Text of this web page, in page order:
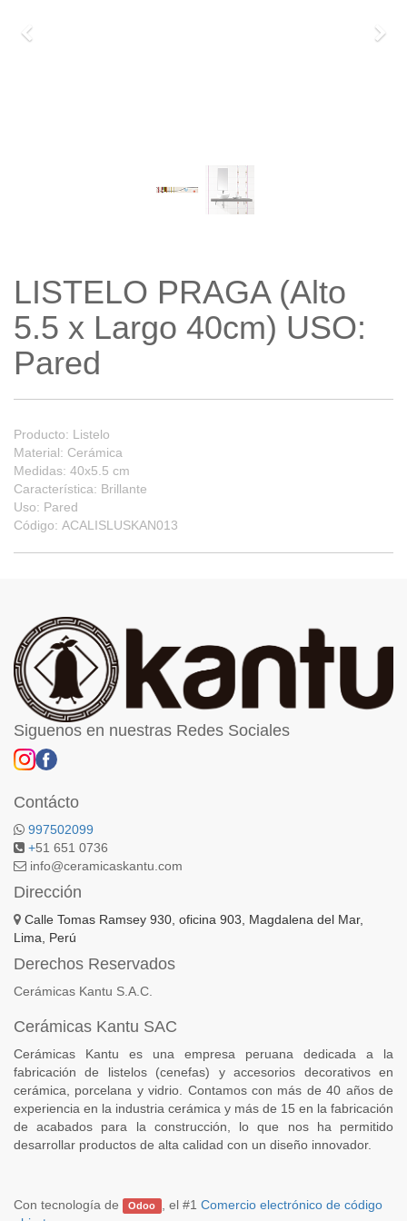
LISTELO PRAGA (Alto
5.5 x Largo 40cm) USO:
Pared
Producto: Listelo
Material: Cerámica
Medidas: 40x5.5 cm
Característica: Brillante
Uso: Pared
Código: ACALISLUSKAN013
Siguenos en nuestras Redes Sociales
Contácto
997502099
+51 651 0736
info@ceramicaskantu.com
Dirección
Calle Tomas Ramsey 930, oficina 903, Magdalena del Mar,
Lima, Perú
Derechos Reservados
Cerámicas Kantu S.A.C.
Cerámicas Kantu SAC
Cerámicas Kantu es una empresa peruana dedicada a la
fabricación de listelos (cenefas) y accesorios decorativos en
cerámica, porcelana y vidrio. Contamos con más de 40 años de
experiencia en la industria cerámica y más de 15 en la fabricación
de acabados para la construcción, lo que nos ha permitido
desarrollar productos de alta calidad con un diseño innovador.
Con tecnología de Odoo , el #1 Comercio electrónico de código